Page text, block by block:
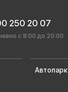
250 20 07
с 8:00 до 20:00
Автопарк